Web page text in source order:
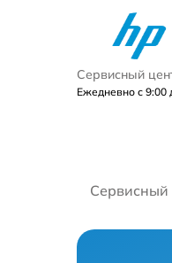
Сервисный
Ежедневно с 9:00
Сервисный